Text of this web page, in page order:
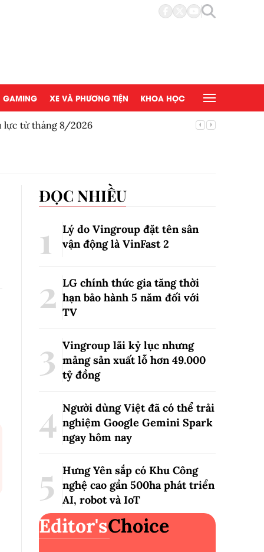
GAMING XE VÀ PHƯƠNG TIỆN KHOA HỌC
lực từ tháng 8/2026
ĐỌC NHIỀU
Lý do Vingroup đặt tên sân
vận động là VinFast2
LG chính thức gia tăng thời
hạn bảo hành 5 năm đối với
TV
Vingroup lãi kỷ lục nhưng
mảng sản xuất lỗ hơn 49.000
tỷ đồng
Người dùng Việt đã có thể trải
nghiệm Google Gemini Spark
ngay hôm nay
Hưng Yên sắp có Khu Công
nghệ cao gần 500ha phát triển
AI, robot và IoT
Editor'sChoice